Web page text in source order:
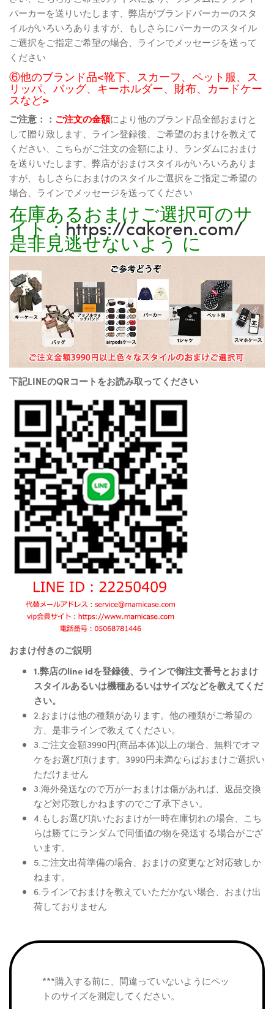
パーカーを送りいたします、弊店がブランドパーカーのスタ
イルがいろいろありますが、もしさらにパーカーのスタイル
ご選択をご指定ご希望の場合、ラインでメッセージを送って
ください
⑥他のブランド品<靴下、スカーフ、ペット服、ス
リッパ、バッグ、キーホルダー、財布、カードケー
スなど>
ご注意：： ご注文の金額により他のブランド品全部おまけと
して贈り致します、ライン登録後、ご希望のおまけを教えて
ください、こちらがご注文の金額により、ランダムにおまけ
を送りいたします、弊店がおまけスタイルがいろいろありま
すが、もしさらにおまけのスタイルご選択をご指定ご希望の
場合、ラインでメッセージを送ってください
在庫あるおまけご選択可のサ
イト：https://cakoren.com/
是非見逃せないよう に
下記LINEのQRコートをお読み取ってください
おまけ付きのご説明
1.弊店のline idを登録後、ラインで御注文番号とおまけ
スタイルあるいは機種あるいはサイズなどを教えてくだ
さい。
2.おまけは他の種類があります。他の種類がご希望の
方、是非ラインで教えてください。
3.ご注文金額3990円(商品本体)以上の場合、無料でオマ
ケをお選び頂けます。3990円未満ならばおまけご選択い
ただけません
3.海外発送なので万が一おまけは傷があれば、返品交換
など対応致しかねますのでご了承下さい。
4.もしお選び頂いたおまけが一時在庫切れの場合、こち
らは勝てにランダムで同価値の物を発送する場合がござ
います。
5.ご注文出荷準備の場合、おまけの変更など対応致しか
ねます。
6.ラインでおまけを教えていただかない場合、おまけ出
荷しておりません
***購入する前に、間違っていないようにペッ
トのサイズを測定してください。